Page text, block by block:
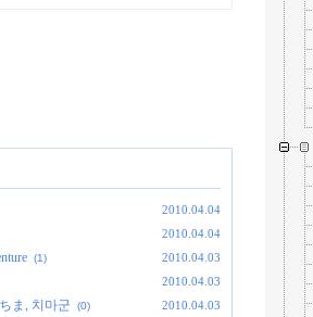
2010.04.04
2010.04.04
(1) 2010.04.03
2010.04.03
ま, 치마군 (0) 2010.04.03